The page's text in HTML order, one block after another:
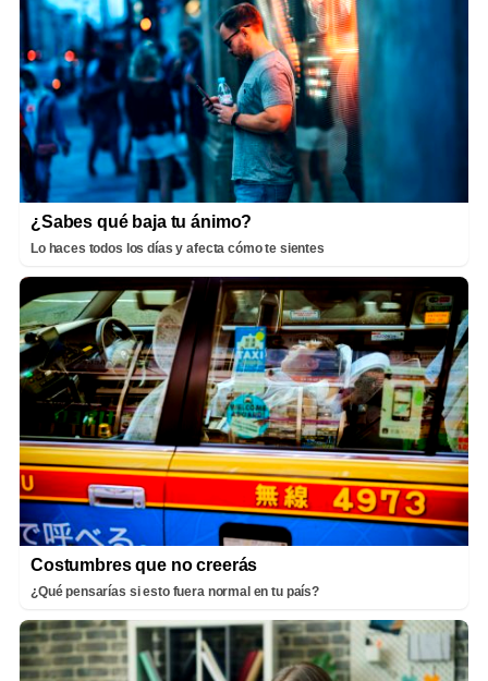
¿Sabes qué baja tu ánimo?
Lo haces todos los días y afecta cómo te sientes
Costumbres que no creerás
¿Qué pensarías si esto fuera normal en tu país?